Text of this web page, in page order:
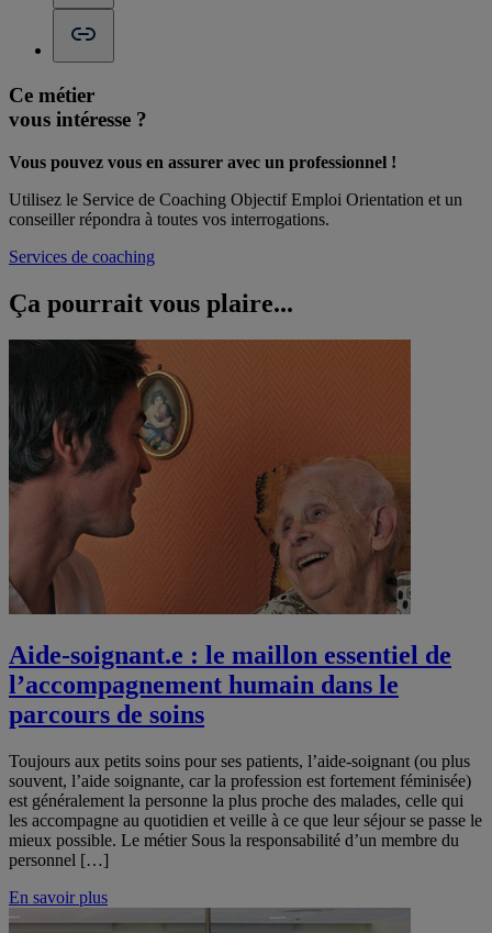
Ce métier
vous intéresse ?
Vous pouvez vous en assurer avec un professionnel !
Utilisez le Service de Coaching Objectif Emploi Orientation et un
conseiller répondra à toutes vos interrogations.
Services de coaching
Ça pourrait vous plaire...
Aide-soignant.e : le maillon essentiel de
l’accompagnement humain dans le
parcours de soins
Toujours aux petits soins pour ses patients, l’aide-soignant (ou plus
souvent, l’aide soignante, car la profession est fortement féminisée)
est généralement la personne la plus proche des malades, celle qui
les accompagne au quotidien et veille à ce que leur séjour se passe le
mieux possible. Le métier Sous la responsabilité d’un membre du
personnel […]
En savoir plus